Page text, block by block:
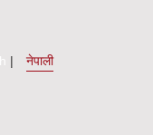
नेपाली